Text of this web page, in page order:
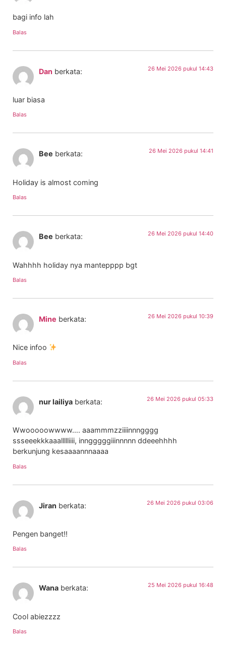
bagi info lah
Balas
Dan berkata: 26 Mei 2026 pukul 14:43
luar biasa
Balas
Bee berkata: 26 Mei 2026 pukul 14:41
Holiday is almost coming
Balas
Bee berkata: 26 Mei 2026 pukul 14:40
Wahhhh holiday nya mantepppp bgt
Balas
Mine berkata: 26 Mei 2026 pukul 10:39
Nice infoo
Balas
nur lailiya berkata: 26 Mei 2026 pukul 05:33
Wwooooowwww…. aaammmzziiiinnngggg
ssseeekkkaaallllliiii, inngggggiiinnnnn ddeeehhhh
berkunjung kesaaaannnaaaa
Balas
Jiran berkata: 26 Mei 2026 pukul 03:06
Pengen banget!!
Balas
Wana berkata: 25 Mei 2026 pukul 16:48
Cool abiezzzz
Balas